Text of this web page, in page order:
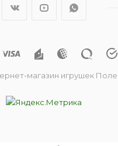
магазин игрушек